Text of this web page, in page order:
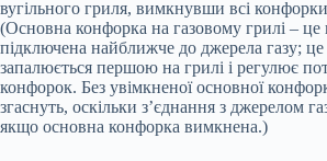
вугільного гриля, вимкнувши всі
(Основна конфорка на газовому грилі – це
підключена найближче до джерела газу;
запалюється першою на грилі і регулює
конфорок. Без увімкненої основної
згаснуть, оскільки з’єднання з джерелом
якщо основна конфорка вимкнена.)